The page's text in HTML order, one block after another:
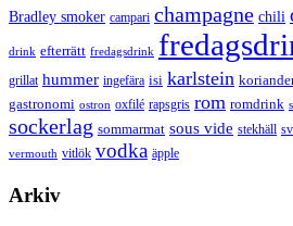
Bradley smoker campari champagne chili
drink efterrätt fredagsdrink
grillat hummer ingefära isi karlstein
gastronomi ostron oxfilé rapsgris rom romdrink
sockerlag sommarmat sous vide stekhäll
vermouth vitlök vodka äpple
Arkiv